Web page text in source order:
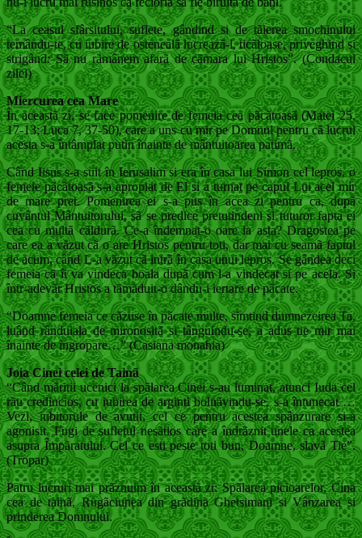
“La ceasul sfârsitului, suflete, gândind si de tãierea smochinului
temându-te, cu iubire de ostenealã lucreazã-l, ticãloase, priveghind si
strigând: Sã nu rãmânem afarã de cãmara lui Hristos”. (Condacul
zilei)
Miercurea cea Mare
În aceastã zi, se face pomenire de femeia cea pãcãtoasã (Matei 25,
17-13; Luca 7, 37-50), care a uns cu mir pe Domnul pentru cã lucrul
acesta s-a întâmplat putin înainte de mântuitoarea patimã.
Când Iisus s-a suit în Ierusalim si era în casa lui Simon cel lepros, o
femeie pãcãtoasã s-a apropiat de El si a turnat pe capul Lui acel mir
de mare pret. Pomenirea ei s-a pus în acea zi pentru ca, dupã
cuvântul Mântuitorului, sã se predice pretutindeni si tuturor fapta ei
cea cu multã cãldurã. Ce-a îndemnat-o oare la asta? Dragostea pe
care ea a vãzut cã o are Hristos pentru toti, dar mai cu seamã faptul
de acum, când L-a vãzut cã intrã în casa unui lepros. Se gândea deci
femeia cã îi va vindeca boala dupã cum l-a vindecat si pe acela. Si
într-adevãr Hristos a tãmãduit-o dându-i iertare de pãcate.
“Doamne femeia ce cãzuse în pãcate multe, simtind dumnezeirea Ta,
luând rânduiala de mironositã si tânguindu-se, a adus tie mir mai
înainte de îngropare…” (Casiana monahia)
Joia Cinei celei de Tainã
“Când mãritii ucenici la spãlarea Cinei s-au luminat, atunci Iuda cel
rãu credincios, cu iubirea de arginti bolnãvindu-se, s-a întunecat …
Vezi, iubitorule de avutii, cel ce pentru acestea spânzurare si-a
agonisit. Fugi de sufletul nesãtios care a îndrãznit unele ca acestea
asupra Împãratului. Cel ce esti peste toti bun, Doamne, slavã Tie”.
(Tropar)
Patru lucruri mai prãznuim în aceastã zi: Spãlarea picioarelor, Cina
cea de tainã, Rugãciunea din grãdina Ghetsimani si Vânzarea si
prinderea Domnului.